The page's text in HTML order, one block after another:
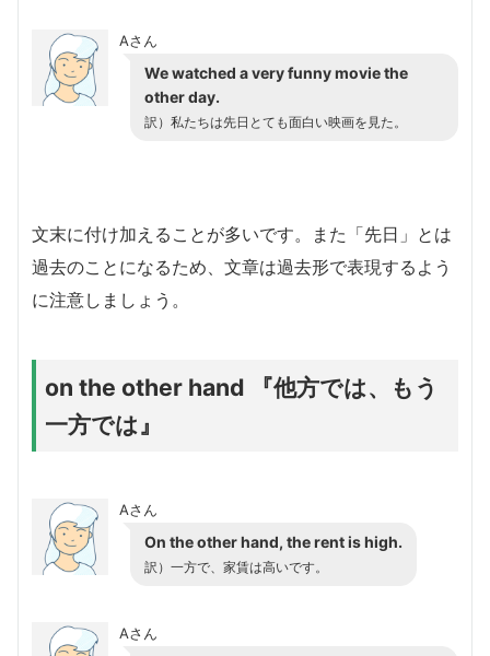
Aさん
We watched a very funny movie the
other day.
訳）私たちは先日とても面白い映画を見た。
文末に付け加えることが多いです。また「先日」とは
過去のことになるため、文章は過去形で表現するよう
に注意しましょう。
on the other hand 『他方では、もう
一方では』
Aさん
On the other hand, the rent is high.
訳）一方で、家賃は高いです。
Aさん